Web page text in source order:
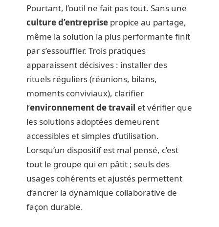
Pourtant, l’outil ne fait pas tout. Sans une
culture d’entreprise propice au partage,
même la solution la plus performante finit
par s’essouffler. Trois pratiques
apparaissent décisives : installer des
rituels réguliers (réunions, bilans,
moments conviviaux), clarifier
l’environnement de travail et vérifier que
les solutions adoptées demeurent
accessibles et simples d’utilisation.
Lorsqu’un dispositif est mal pensé, c’est
tout le groupe qui en pâtit ; seuls des
usages cohérents et ajustés permettent
d’ancrer la dynamique collaborative de
façon durable.